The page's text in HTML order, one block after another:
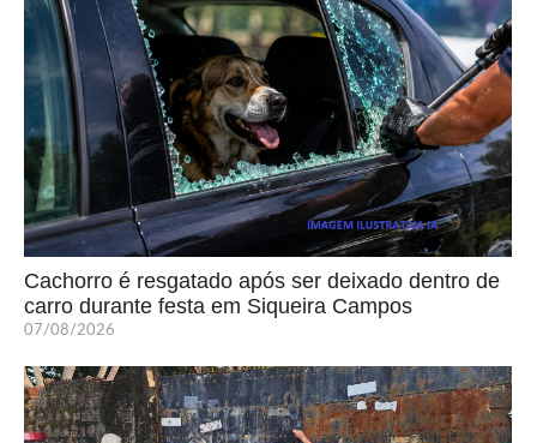
Cachorro é resgatado após ser deixado dentro de
carro durante festa em Siqueira Campos
07/08/2026